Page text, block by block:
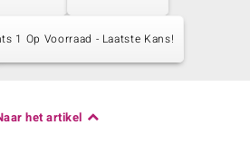
1 Op Voorraad - Laatste Kans!
het artikel